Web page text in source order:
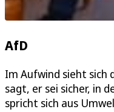
AfD
Im Aufwind sieht sich
sagt, er sei sicher, in
spricht sich aus